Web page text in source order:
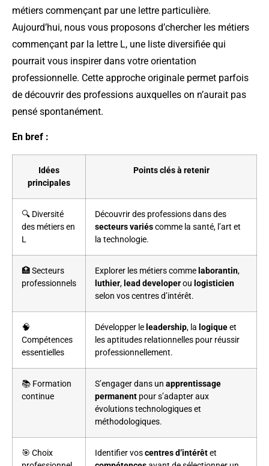
métiers commençant par une lettre particulière.
Aujourd’hui, nous vous proposons d’chercher les métiers
commençant par la lettre L, une liste diversifiée qui
pourrait vous inspirer dans votre orientation
professionnelle. Cette approche originale permet parfois
de découvrir des professions auxquelles on n’aurait pas
pensé spontanément.
En bref :
Idées
principales
Points clés à retenir
🔍 Diversité
des métiers en
L
Découvrir des professions dans des
secteurs variéscomme la santé, l’art et
la technologie.
🏥 Secteurs
professionnels
Explorer les métiers comme laborantin,
luthier, lead developerou logisticien
selon vos centres d’intérêt.
🧠
Compétences
essentielles
Développer le leadership, la logiqueet
les aptitudes relationnelles pour réussir
professionnellement.
📚 Formation
continue
S’engager dans un apprentissage
permanent pour s’adapter aux
évolutions technologiques et
méthodologiques.
🎯 Choix
Identifier voscentres d’intérêtet